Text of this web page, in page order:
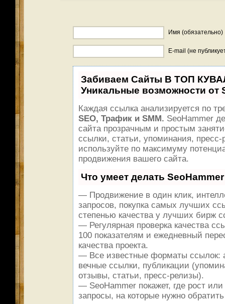
Имя (обязательно)
E-mail (не
Забиваем Сайты В ТОП
Уникальные возможности от
Каждая ссылка анализируется по
SEO, Трафик и SMM. SeoHammer
сайта прозрачным и простым
ссылки, статьи, упоминания, пресс-
используйте по максимуму
продвижения вашего сайта.
Что умеет делать SeoHammer
— Продвижение в один клик,
запросов, покупка самых лучших
степенью качества у лучших бирж
— Регулярная проверка качества
100 показателям и ежедневный
качества проекта.
— Все известные форматы ссылок:
вечные ссылки, публикации
отзывы, статьи, пресс-релизы).
— SeoHammer покажет, где рост
запросы, на которые нужно